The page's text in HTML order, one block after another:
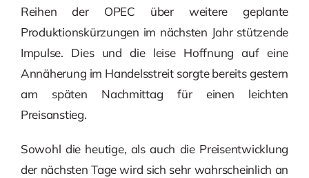
Reihen der OPEC über weitere geplante
Produktionskürzungen im nächsten Jahr stützende
Impulse. Dies und die leise Hoffnung auf eine
Annäherung im Handelsstreit sorgte bereits gestern
am späten Nachmittag für einen leichten
Preisanstieg.
Sowohl die heutige, als auch die Preisentwicklung
der nächsten Tage wird sich sehr wahrscheinlich an